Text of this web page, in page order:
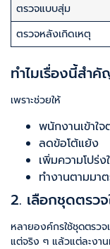
ตรวจแบบสุ่ม
ตรวจหลังเกิดเหตุ
ทำไมเรื่องนี้สำ
เพราะช่วยให้
พนักงานเข้าใ
ลดข้อโต้แย้ง
เพิ่มความโปร่ง
ทำงานตามมา
2. เลือกชุดตรว
หลายองค์กรใช้ชุดตรว
แต่จริง ๆ แล้วแต่ละงา